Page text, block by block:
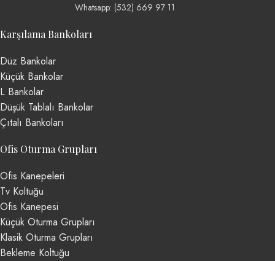
Whatsapp: (532) 669 97 11
Karşılama Bankoları
Düz Bankolar
Küçük Bankolar
L Bankolar
Düşük Tablalı Bankolar
Çıtalı Bankoları
Ofis Oturma Grupları
Ofis Kanepeleri
Tv Koltuğu
Ofis Kanepesi
Küçük Oturma Grupları
Klasik Oturma Grupları
Bekleme Koltuğu